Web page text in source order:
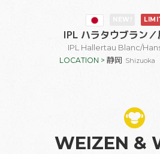
IPL ハラタウブラン
IPL Hallertau Blanc/
LOCATION > 静岡 Shizuoka
WEIZEN &